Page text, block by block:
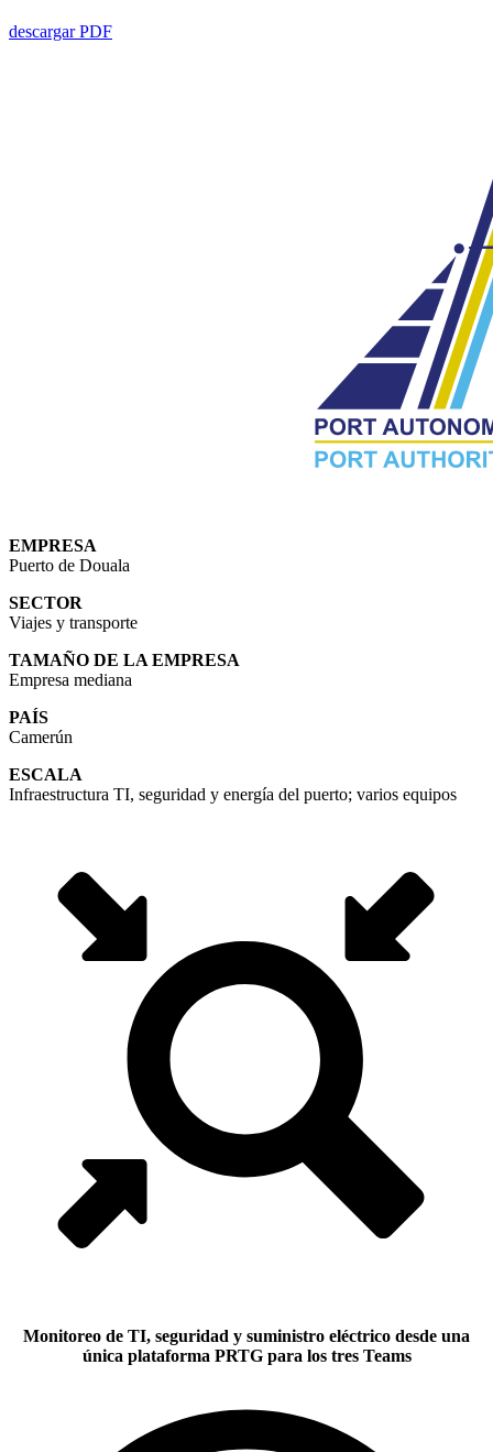
descargar PDF
EMPRESA
Puerto de Douala
SECTOR
Viajes y transporte
TAMAÑO DE LA EMPRESA
Empresa mediana
PAÍS
Camerún
ESCALA
Infraestructura TI, seguridad y energía del puerto; varios equipos
Monitoreo de TI, seguridad y suministro eléctrico desde una
única plataforma PRTG para los tres Teams